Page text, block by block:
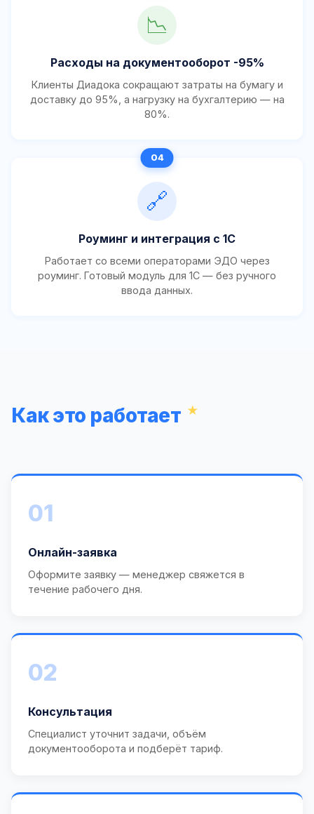
📉
Расходы на документооборот -95%
Клиенты Диадока сокращают затраты на бумагу и
доставку до 95%, а нагрузку на бухгалтерию — на
80%.
🔗
Роуминг и интеграция с 1С
Работает со всеми операторами ЭДО через
роуминг. Готовый модуль для 1С — без ручного
ввода данных.
Как это работает
01
Онлайн-заявка
Оформите заявку — менеджер свяжется в
течение рабочего дня.
02
Консультация
Специалист уточнит задачи, объём
документооборота и подберёт тариф.